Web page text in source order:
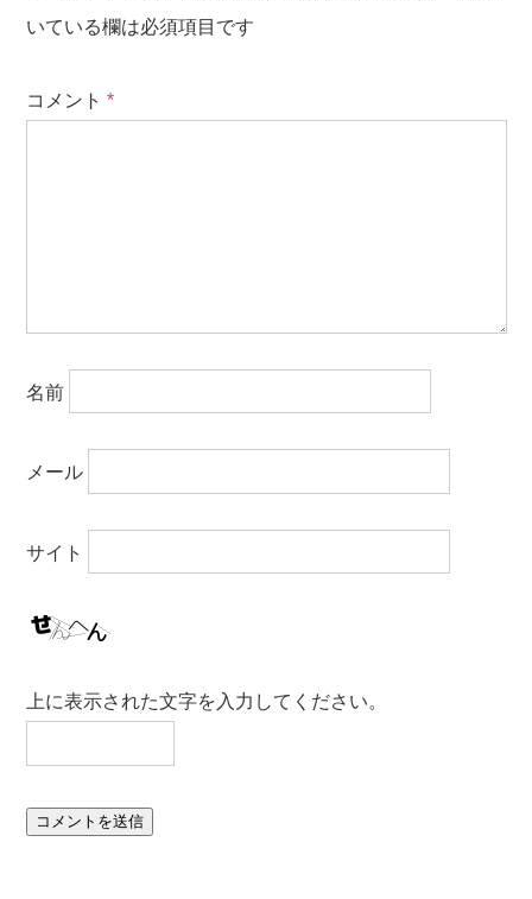
いている欄は必須項目です
コメント*
名前
メール
サイト
上に表示された文字を入力してください。